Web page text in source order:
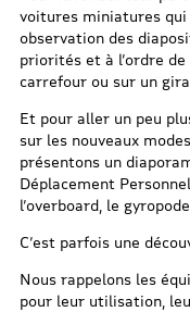
voitures miniatures
observation des
priorités et à l’ordre de
carrefour ou sur un
Et pour aller un peu
sur les nouveaux
présentons un
Déplacement
l’overboard, le
C’est parfois une
Nous rappelons les
pour leur utilisation,